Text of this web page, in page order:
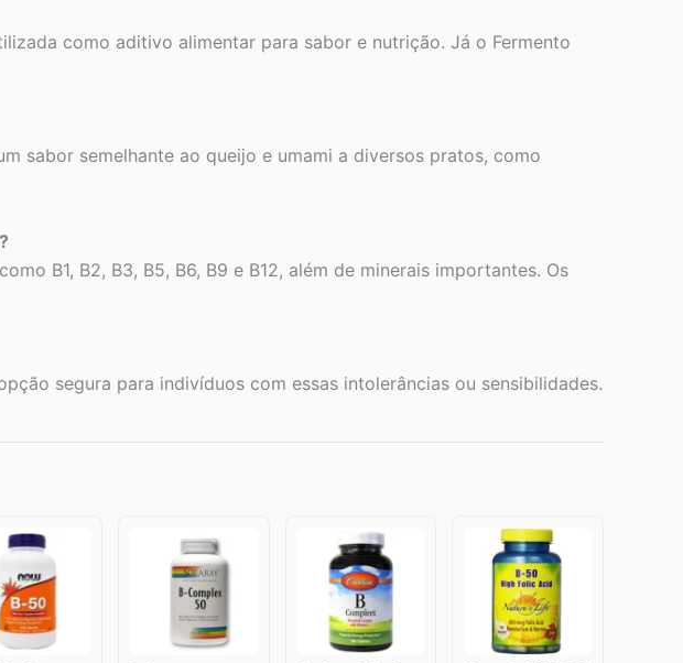
como aditivo alimentar para sabor e nutrição. Já o Fermento
sabor semelhante ao queijo e umami a diversos pratos, como
B1, B2, B3, B5, B6, B9 e B12, além de minerais importantes. Os
segura para indivíduos com essas intolerâncias ou sensibilidades.